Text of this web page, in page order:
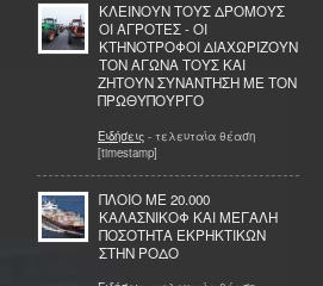
ΚΛΕΙΝΟΥΝ ΤΟΥΣ ΔΡΟΜΟΥΣ
ΟΙ ΑΓΡΟΤΕΣ - ΟΙ
ΚΤΗΝΟΤΡΟΦΟΙ ΔΙΑΧΩΡΙΖΟΥΝ
ΤΟΝ ΑΓΩΝΑ ΤΟΥΣ ΚΑΙ
ΖΗΤΟΥΝ ΣΥΝΑΝΤΗΣΗ ΜΕ ΤΟΝ
ΠΡΩΘΥΠΟΥΡΓΟ
Ειδήσεις - τελευταία θέαση
[timestamp]
ΠΛΟΙΟ ΜΕ 20.000
ΚΑΛΑΣΝΙΚΟΦ ΚΑΙ ΜΕΓΑΛΗ
ΠΟΣΟΤΗΤΑ ΕΚΡΗΚΤΙΚΩΝ
ΣΤΗΝ ΡΟΔΟ